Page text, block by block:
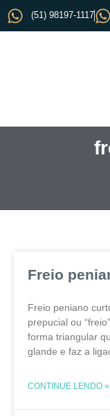
(51) 98197-1117
Freio
Freio peniano
prepucial ou
forma triangular
glande e faz a
CONTINUE LENDO »